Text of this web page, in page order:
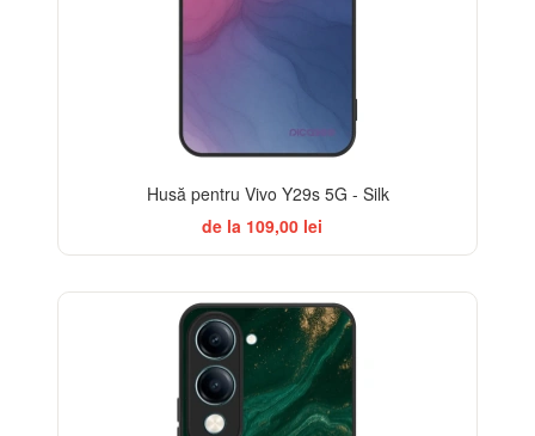
Husă pentru Vivo Y29s 5G - Silk
de la 109,00 lei